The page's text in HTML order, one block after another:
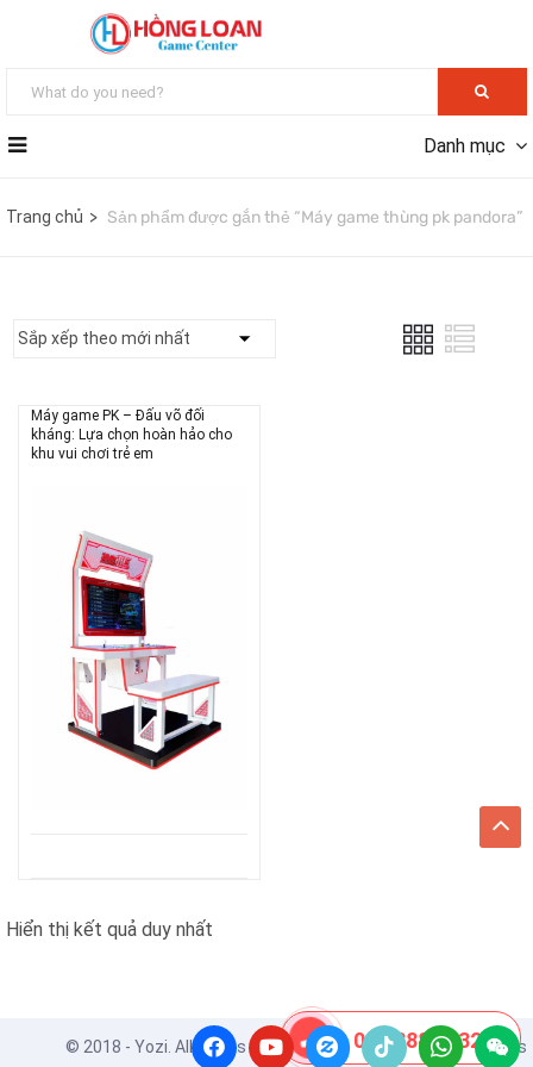
Danh mục
Trang chủ Sản phẩm được gắn thẻ “Máy game thùng pk pandora”
Máy game PK – Đấu võ đối
kháng: Lựa chọn hoàn hảo cho
khu vui chơi trẻ em
Hiển thị kết quả duy nhất
© 2018 - Yozi. All Rights Reserved. Powered by ApusThemes
08 8888 0532